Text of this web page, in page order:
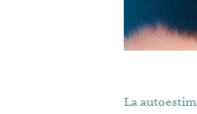
La